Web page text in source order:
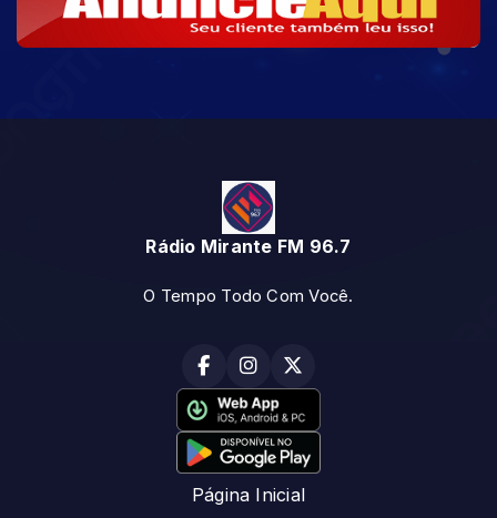
Rádio Mirante FM 96.7
O Tempo Todo Com Você.
Página Inicial